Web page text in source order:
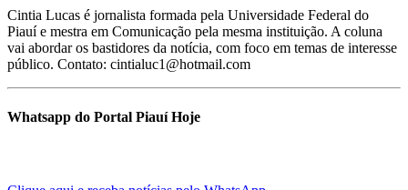
Cintia Lucas é jornalista formada pela Universidade Federal do
Piauí e mestra em Comunicação pela mesma instituição. A coluna
vai abordar os bastidores da notícia, com foco em temas de interesse
público. Contato: cintialuc1@hotmail.com
Whatsapp do Portal Piauí Hoje